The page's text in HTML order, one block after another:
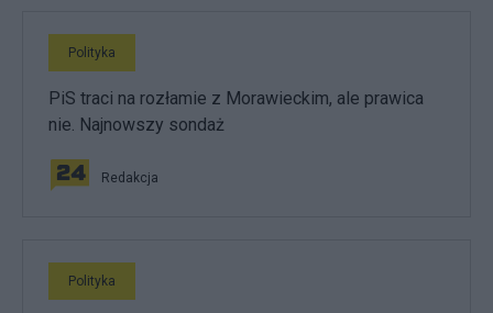
Polityka
PiS traci na rozłamie z Morawieckim, ale prawica
nie. Najnowszy sondaż
Redakcja
Polityka